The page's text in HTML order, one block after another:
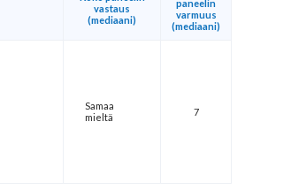
vastaus
(mediaani)
paneelin
varmuus
(mediaani)
Samaa
mieltä
7